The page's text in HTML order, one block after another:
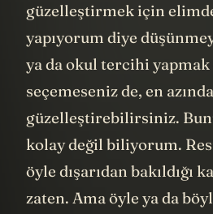
güzelleştirmek için
yapıyorum diye
ya da okul tercihi
seçemeseniz de, en
güzelleştirebilirsiniz.
kolay değil biliyorum.
öyle dışarıdan bakıldığı
zaten. Ama öyle ya da